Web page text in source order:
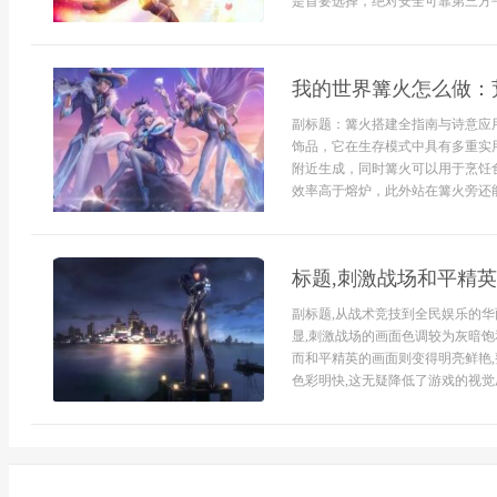
我的世界篝火怎么做
副标题：篝火搭建全指南与诗意
饰品，它在生存模式中具有多重
附近生成，同时篝火可以用于烹
效率高于熔炉，此外站在篝火旁还
标题,刺激战场和平精
副标题,从战术竞技到全民娱乐的
显,刺激战场的画面色调较为灰暗
而和平精英的画面则变得明亮鲜
色彩明快,这无疑降低了游戏的视